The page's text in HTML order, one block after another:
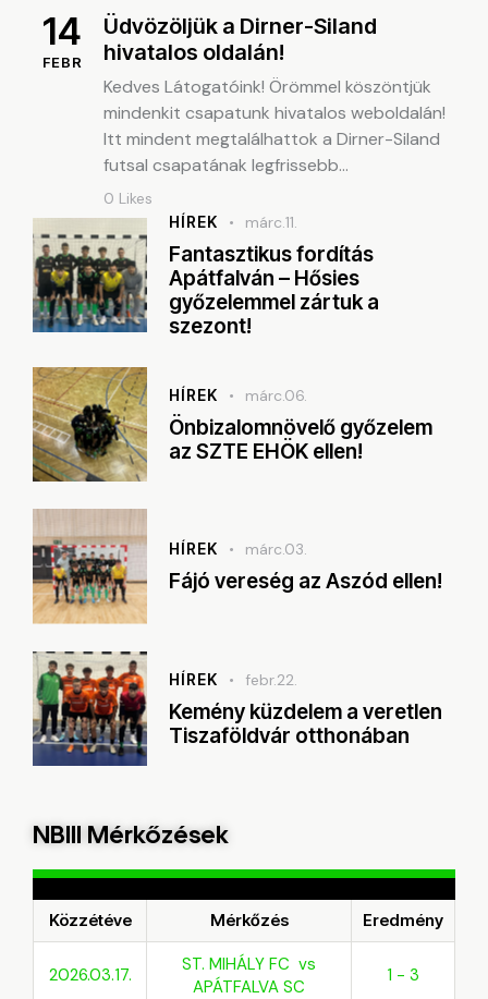
14
FEBR
Üdvözöljük a Dirner-Siland
hivatalos oldalán!
Kedves Látogatóink! Örömmel köszöntjük
mindenkit csapatunk hivatalos weboldalán!
Itt mindent megtalálhattok a Dirner-Siland
futsal csapatának legfrissebb…
0 Likes
HÍREK márc.11.
Fantasztikus fordítás
Apátfalván – Hősies
győzelemmel zártuk a
szezont!
HÍREK márc.06.
Önbizalomnövelő győzelem
az SZTE EHÖK ellen!
HÍREK márc.03.
Fájó vereség az Aszód ellen!
HÍREK febr.22.
Kemény küzdelem a veretlen
Tiszaföldvár otthonában
NBIII Mérkőzések
Közzétéve Mérkőzés Eredmény
2026.03.17.
ST. MIHÁLY FC vs
APÁTFALVA SC
1 - 3